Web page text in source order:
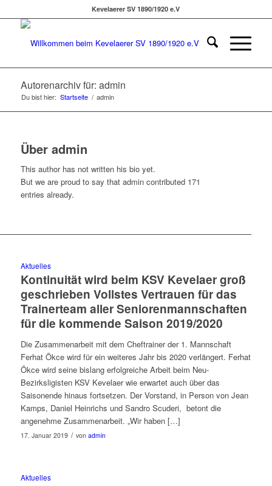
Kevelaerer SV 1890/1920 e.V
Autorenarchiv für: admin
Du bist hier: Startseite / admin
Über admin
This author has not written his bio yet.
But we are proud to say that admincontributed 171
entries already.
Aktuelles
Kontinuität wird beim KSV Kevelaer groß
geschrieben Vollstes Vertrauen für das
Trainerteam aller Seniorenmannschaften
für die kommende Saison 2019/2020
Die Zusammenarbeit mit dem Cheftrainer der 1. Mannschaft
Ferhat Ökce wird für ein weiteres Jahr bis 2020 verlängert. Ferhat
Ökce wird seine bislang erfolgreiche Arbeit beim Neu-
Bezirksligisten KSV Kevelaer wie erwartet auch über das
Saisonende hinaus fortsetzen. Der Vorstand, in Person von Jean
Kamps, Daniel Heinrichs und Sandro Scuderi, betont die
angenehme Zusammenarbeit. „Wir haben […]
17. Januar 2019 / von admin
Aktuelles